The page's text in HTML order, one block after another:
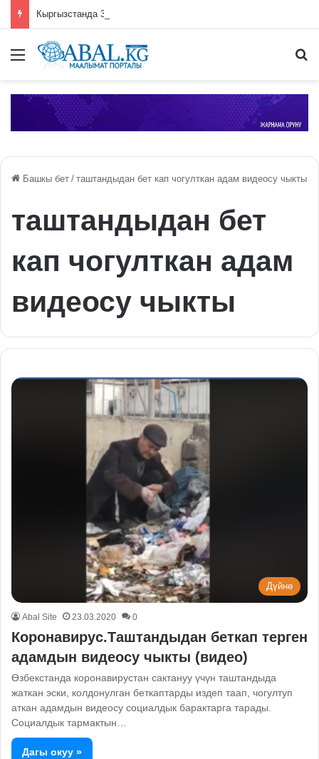
Меню
Башкы бет / таштандыдан бет кап чогулткан адам видеосу чыкты
таштандыдан бет
кап чогулткан адам
видеосу чыкты
Дүйнө
Abal Site 23.03.2020 0
Коронавирус.Таштандыдан беткап терген
адамдын видеосу чыкты (видео)
Өзбекстанда коронавирустан сактануу үчүн таштандыда
жаткан эски, колдонулган беткаптарды издеп таап, чогултуп
аткан адамдын видеосу социалдык барактарга тарады.
Социалдык тармактын…
Дагы окуу »